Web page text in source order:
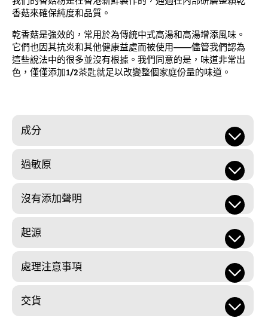
香菇來確保純度和品質。
乾香菇是強效的，常用於為傳統中式高湯和高湯增添風味。
它們也因其抗炎和其他健康益處而被使用——儘管我們認為
這些說法中的很多並沒有根據。我們同意的是，味道非常出
色，僅僅添加1/2茶匙就足以改變整個家庭份量的味道。
成分
過敏原
沒有添加聲明
起源
處理注意事項
交貨